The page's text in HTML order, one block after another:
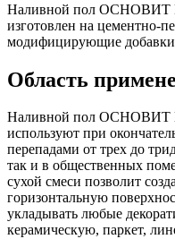
Наливной пол
изготовлен на цементно-
модифицирующие
Область
Наливной пол
используют при
перепадами от трех до
так и в общественных
сухой смеси позволит
горизонтальную
укладывать любые
керамическую, паркет,